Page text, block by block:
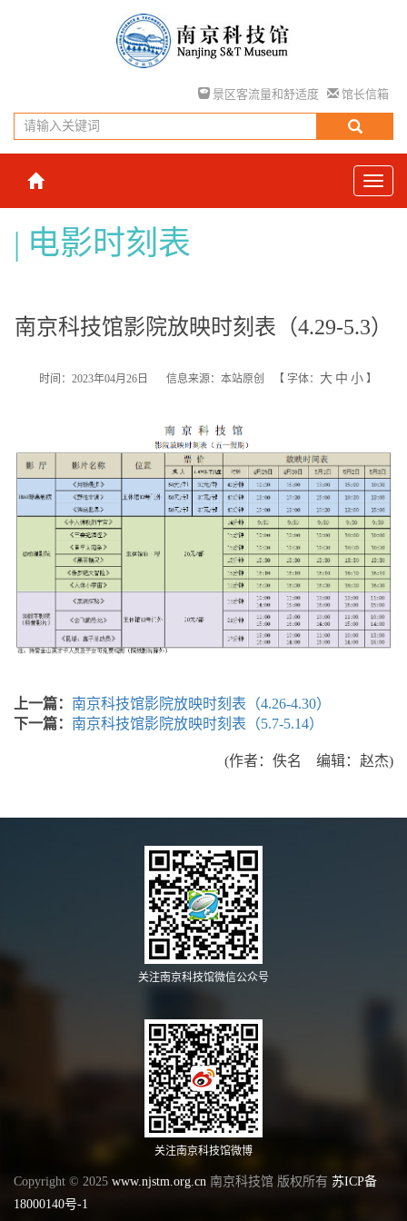
景区客流量和舒适度 馆长信箱
电影时刻表
南京科技馆影院放映时刻表（4.29-5.3）
时间：2023年04月26日 信息来源：本站原创 【 字体： 大 中 小 】
上一篇： 南京科技馆影院放映时刻表（4.26-4.30）
下一篇： 南京科技馆影院放映时刻表（5.7-5.14）
(作者：佚名 编辑：赵杰)
关注南京科技馆微信公众号
关注南京科技馆微博
Copyright © 2025 www.njstm.org.cn 南京科技馆 版权所有 苏ICP备
18000140号-1